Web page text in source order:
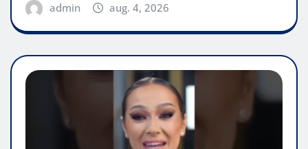
admin aug. 4, 2026